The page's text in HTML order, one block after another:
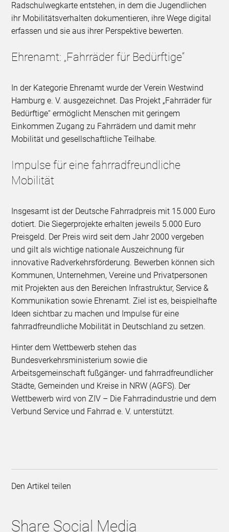
Radschulwegkarte entstehen, in dem die Jugendlichen
ihr Mobilitätsverhalten dokumentieren, ihre Wege digital
erfassen und sie aus ihrer Perspektive bewerten.
Ehrenamt: „Fahrräder für Bedürftige“
In der Kategorie Ehrenamt wurde der Verein Westwind
Hamburg e. V. ausgezeichnet. Das Projekt „Fahrräder für
Bedürftige“ ermöglicht Menschen mit geringem
Einkommen Zugang zu Fahrrädern und damit mehr
Mobilität und gesellschaftliche Teilhabe.
Impulse für eine fahrradfreundliche
Mobilität
Insgesamt ist der Deutsche Fahrradpreis mit 15.000 Euro
dotiert. Die Siegerprojekte erhalten jeweils 5.000 Euro
Preisgeld. Der Preis wird seit dem Jahr 2000 vergeben
und gilt als wichtige nationale Auszeichnung für
innovative Radverkehrsförderung. Bewerben können sich
Kommunen, Unternehmen, Vereine und Privatpersonen
mit Projekten aus den Bereichen Infrastruktur, Service &
Kommunikation sowie Ehrenamt. Ziel ist es, beispielhafte
Ideen sichtbar zu machen und Impulse für eine
fahrradfreundliche Mobilität in Deutschland zu setzen.
Hinter dem Wettbewerb stehen das
Bundesverkehrsministerium sowie die
Arbeitsgemeinschaft fußgänger- und fahrradfreundlicher
Städte, Gemeinden und Kreise in NRW (AGFS). Der
Wettbewerb wird von ZIV – Die Fahrradindustrie und dem
Verbund Service und Fahrrad e. V. unterstützt.
Den Artikel teilen
Share Social Media